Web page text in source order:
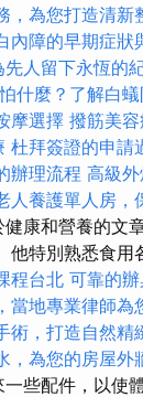
，為您打造清新
內障的早期症狀
人留下永恆的
什麼？了解白
摩選擇 撥筋美
杜拜簽證的申請
辦理流程 高級
人養護單人房，
康和營養的文
他特別熟悉食用
程台北 可靠的
當地專業律師為
術，打造自然精
，為您的房屋外
些配件，以使